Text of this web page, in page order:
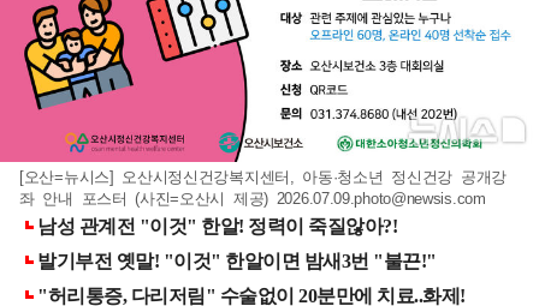
[오산=뉴시스] 오산시정신건강복지센터, 아동·청소년 정신건강 공개강
좌 안내 포스터 (사진=오산시 제공) 2026.07.09.photo@newsis.com